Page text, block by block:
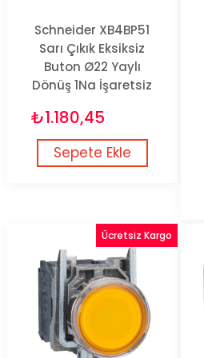
Schneider XB4BP51
Sarı Çıkık Eksiksiz
Buton Ø22 Yaylı
Dönüş 1Na İşaretsiz
₺1.180,45
Sepete Ekle
Ücretsiz Kargo